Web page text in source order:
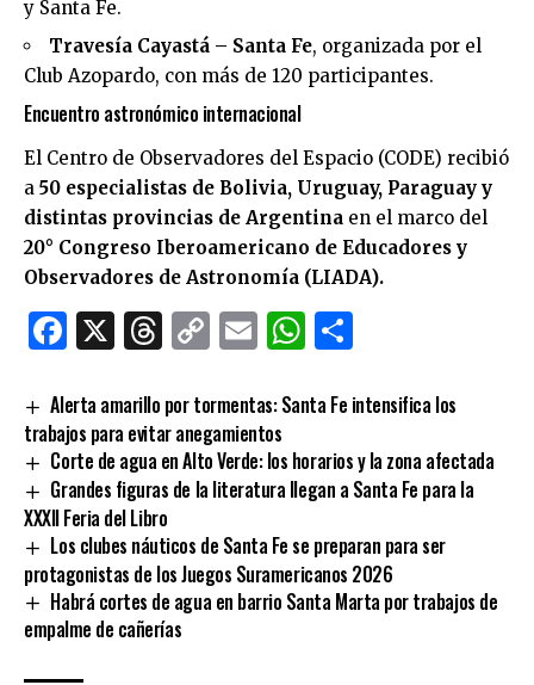
y Santa Fe.
Travesía Cayastá – Santa Fe, organizada por el
Club Azopardo, con más de 120 participantes.
Encuentro astronómico internacional
El Centro de Observadores del Espacio (CODE) recibió
a 50 especialistas de Bolivia, Uruguay, Paraguay y
distintas provincias de Argentina en el marco del
20° Congreso Iberoamericano de Educadores y
Observadores de Astronomía (LIADA).
Facebook
X Threads
CopyEmailWhatsApp
Alerta amarillo por tormentas: Santa Fe intensifica los
trabajos para evitar anegamientos
Corte de agua en Alto Verde: los horarios y la zona afectada
Grandes figuras de la literatura llegan a Santa Fe para la
XXXII Feria del Libro
Los clubes náuticos de Santa Fe se preparan para ser
protagonistas de los Juegos Suramericanos 2026
Habrá cortes de agua en barrio Santa Marta por trabajos de
empalme de cañerías